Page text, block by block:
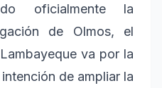
oficialmente la
de Olmos, el
va por la
de ampliar la